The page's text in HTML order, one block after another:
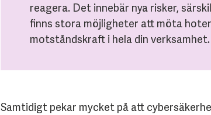
reagera. Det innebär nya risker,
finns stora möjligheter att möta
motståndskraft i hela din verksamhet.
Samtidigt pekar mycket på att